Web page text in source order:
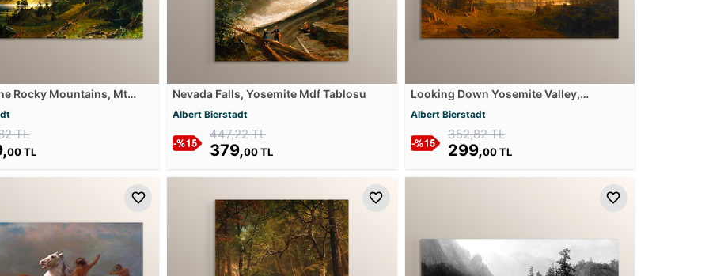
Rocky Mountains, Mt
TL
00 TL
Nevada Falls, Yosemite Mdf Tablosu
Albert Bierstadt
447,22 TL
379,00 TL
Looking Down Yosemite Valley,
California Mdf Tablosu
Albert Bierstadt
352,82 TL
299,00 TL